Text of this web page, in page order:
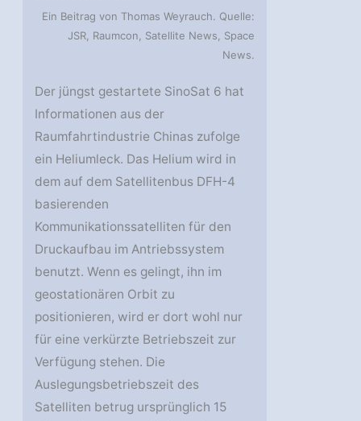
Ein Beitrag von Thomas Weyrauch. Quelle:
JSR, Raumcon, Satellite News, Space
News.
Der jüngst gestartete SinoSat 6 hat
Informationen aus der
Raumfahrtindustrie Chinas zufolge
ein Heliumleck. Das Helium wird in
dem auf dem Satellitenbus DFH-4
basierenden
Kommunikationssatelliten für den
Druckaufbau im Antriebssystem
benutzt. Wenn es gelingt, ihn im
geostationären Orbit zu
positionieren, wird er dort wohl nur
für eine verkürzte Betriebszeit zur
Verfügung stehen. Die
Auslegungsbetriebszeit des
Satelliten betrug ursprünglich 15